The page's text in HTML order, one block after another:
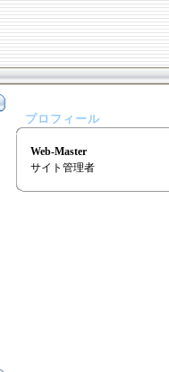
プロフィール
Web-Master
サイト管理者